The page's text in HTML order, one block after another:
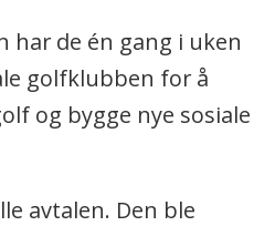
har de én gang i uken
golfklubben for å
og bygge nye sosiale
avtalen. Den ble